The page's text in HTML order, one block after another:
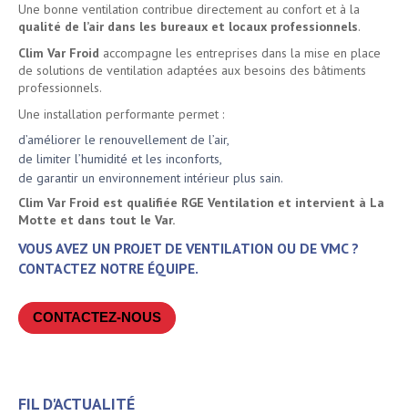
Une bonne ventilation contribue directement au confort et à la
qualité de l’air dans les bureaux et locaux professionnels.
Clim Var Froid accompagne les entreprises dans la mise en place
de solutions de ventilation adaptées aux besoins des bâtiments
professionnels.
Une installation performante permet :
d’améliorer le renouvellement de l’air,
de limiter l’humidité et les inconforts,
de garantir un environnement intérieur plus sain.
Clim Var Froid est qualifiée RGE Ventilation et intervient à La
Motte et dans tout le Var.
VOUS AVEZ UN PROJET DE VENTILATION OU DE VMC ?
CONTACTEZ NOTRE ÉQUIPE.
CONTACTEZ-NOUS
FIL D'ACTUALITÉ